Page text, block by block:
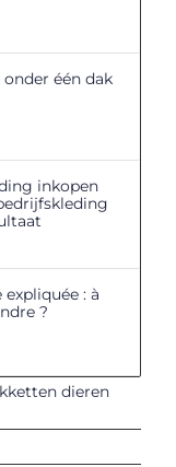
één dak
inkopen
: à
?
dieren